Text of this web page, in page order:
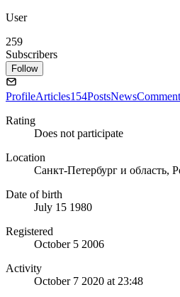
User
259
Subscribers
Follow
ProfileArticles154PostsNews
Rating
Does not participate
Location
Санкт-Петербург и область,
Date of birth
July 15 1980
Registered
October 5 2006
Activity
October 7 2020 at 23:48